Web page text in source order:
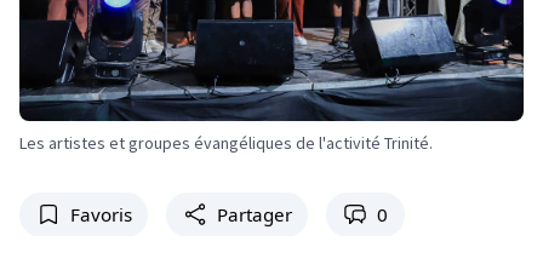
Les artistes et groupes évangéliques de l'activité Trinité.
Favoris Partager 0